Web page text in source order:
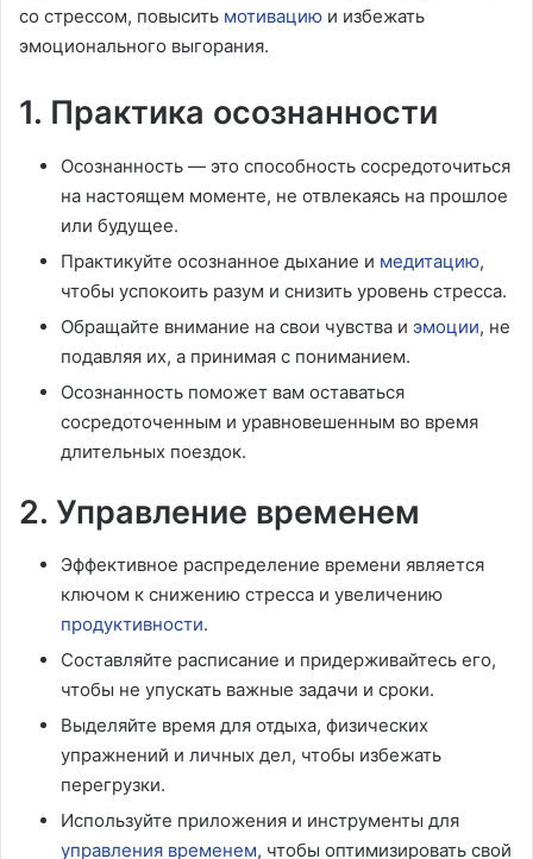
со стрессом, повысить мотивацию и избежать
эмоционального выгорания.
1. Практика осознанности
Осознанность — это способность сосредоточиться
на настоящем моменте, не отвлекаясь на прошлое
или будущее.
Практикуйте осознанное дыхание и медитацию,
чтобы успокоить разум и снизить уровень стресса.
Обращайте внимание на свои чувства и эмоции, не
подавляя их, а принимая с пониманием.
Осознанность поможет вам оставаться
сосредоточенным и уравновешенным во время
длительных поездок.
2. Управление временем
Эффективное распределение времени является
ключом к снижению стресса и увеличению
продуктивности.
Составляйте расписание и придерживайтесь его,
чтобы не упускать важные задачи и сроки.
Выделяйте время для отдыха, физических
упражнений и личных дел, чтобы избежать
перегрузки.
Используйте приложения и инструменты для
управления временем, чтобы оптимизировать свой